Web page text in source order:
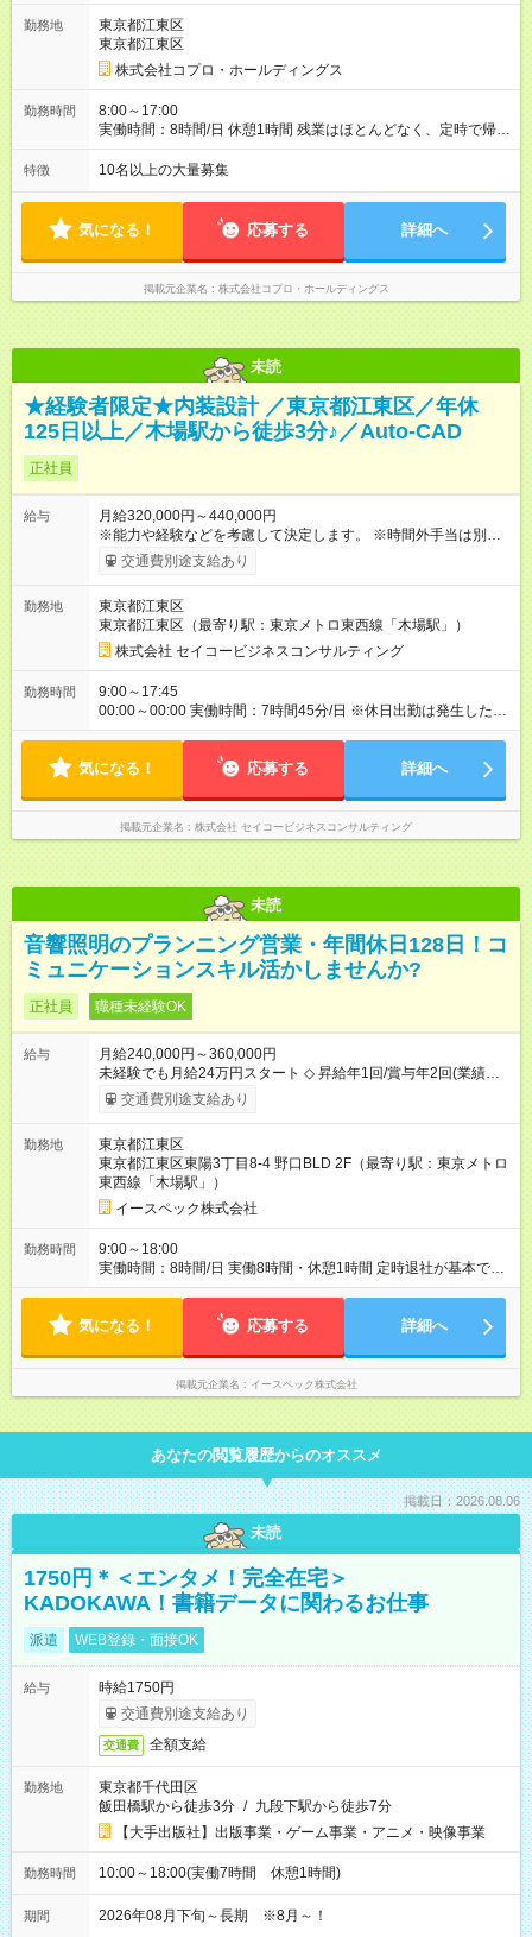
勤務地
東京都江東区
東京都江東区
株式会社コプロ・ホールディングス
勤務時間
8:00～17:00
実働時間：8時間/日 休憩1時間 残業はほとんどなく、定時で帰れ
る日が多い働き方です。 毎日の業務は進捗管理や事務が中心な
ので、 「今日やるべき仕事」が終われば、自然と区切りをつけ
方を大切にしています。
特徴 10名以上の大量募集
気になる！ 応募する 詳細へ
掲載元企業名 株式会社コプロ・ホールディングス
未読
★経験者限定★内装設計 ／東京都江東区／年休
125日以上／木場駅から徒歩3分♪／Auto-CAD
正社員
給与
月給320,000円～440,000円
※能力や経験などを考慮して決定します。 ※時間外手当は別途支
給致します。 【試用期間】試用期間あり 試用期間の長さ：3ヶ
月 雇用形態、給与は本採用時と同じです。
交通費別途支給あり
勤務地
東京都江東区
東京都江東区（最寄り駅：東京メトロ東西線「木場駅」）
株式会社 セイコービジネスコンサルティング
勤務時間
9:00～17:45
00:00～00:00 実働時間：7時間45分/日 ※休日出勤は発生した場
合は、振替休日の取得が可能です
気になる！ 応募する 詳細へ
掲載元企業名 株式会社 セイコービジネスコンサルティング
未読
音響照明のプランニング営業・年間休日128日！コ
ミュニケーションスキル活かしませんか?
正社員 職種未経験OK
給与
月給240,000円～360,000円
未経験でも月給24万円スタート ◇ 昇給年1回/賞与年2回(業績に
応じる) ◇ 交通費支給あり(上限¥20,000) ◇ 役職手当 ◇ 家族手当
◇ 技術手当 ◇ 資格手当(電気工事士2種) ※経験・能力により優遇
【試用期間】試用期間あり 試用期間の長さ：3ヶ月 ※ 雇用形態
と給与に、本採用時と異なる部分があります。 雇用形態：アル
バイト・パート採用 給与：時給 1,230円以上 交通費支給(上限
¥20,000) 昼休憩1時間も時給支給 試用期間中は、健康保険や退
職金など、福利厚生の一部が制限される可能性があります。
交通費別途支給あり
勤務地
東京都江東区
東京都江東区東陽3丁目8-4 野口BLD 2F（最寄り駅：東京メトロ
東西線「木場駅」）
イースペック株式会社
勤務時間
9:00～18:00
実働時間：8時間/日 実働8時間・休憩1時間 定時退社が基本です
展示会や繁忙期には月20時間未満の残業をすることがあります
気になる！ 応募する 詳細へ
掲載元企業名 イースペック株式会社
あなたの閲覧履歴からのオススメ
掲載日：2026.08.06
未読
1750円＊＜エンタメ！完全在宅＞
KADOKAWA！書籍データに関わるお仕事
派遣 WEB登録・面接OK
給与
時給1750円
交通費別途支給あり
交通費 全額支給
勤務地
東京都千代田区
飯田橋駅から徒歩3分 / 九段下駅から徒歩7分
【大手出版社】出版事業・ゲーム事業・アニメ・映像事業
勤務時間 10:00～18:00(実働7時間 休憩1時間)
期間 2026年08月下旬～長期 ※8月～！